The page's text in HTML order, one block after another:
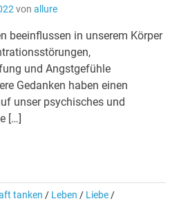
von allure
beeinflussen in unserem Körper
und Angstgefühle
Gedanken haben einen
unser psychisches und
[…]
tanken / Leben / Liebe /